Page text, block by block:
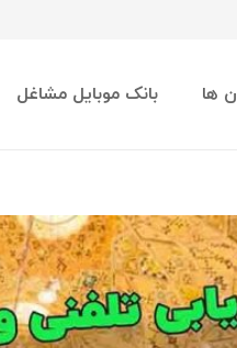
ها بانک موبایل مشاغل